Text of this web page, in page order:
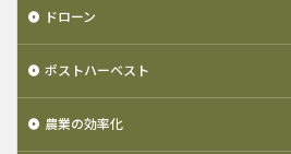
ドローン
ポストハーベスト
農業の効率化